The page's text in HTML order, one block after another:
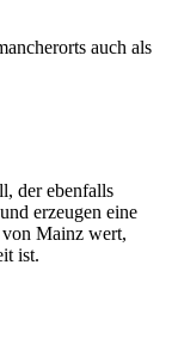
auch als
der ebenfalls
erzeugen eine
Mainz wert,
ist.